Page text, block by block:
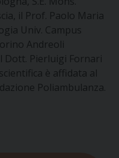
il Prof. Paolo Maria
Univ. Campus
Andreoli
Dott. Pierluigi Fornari
è affidata al
Poliambulanza.